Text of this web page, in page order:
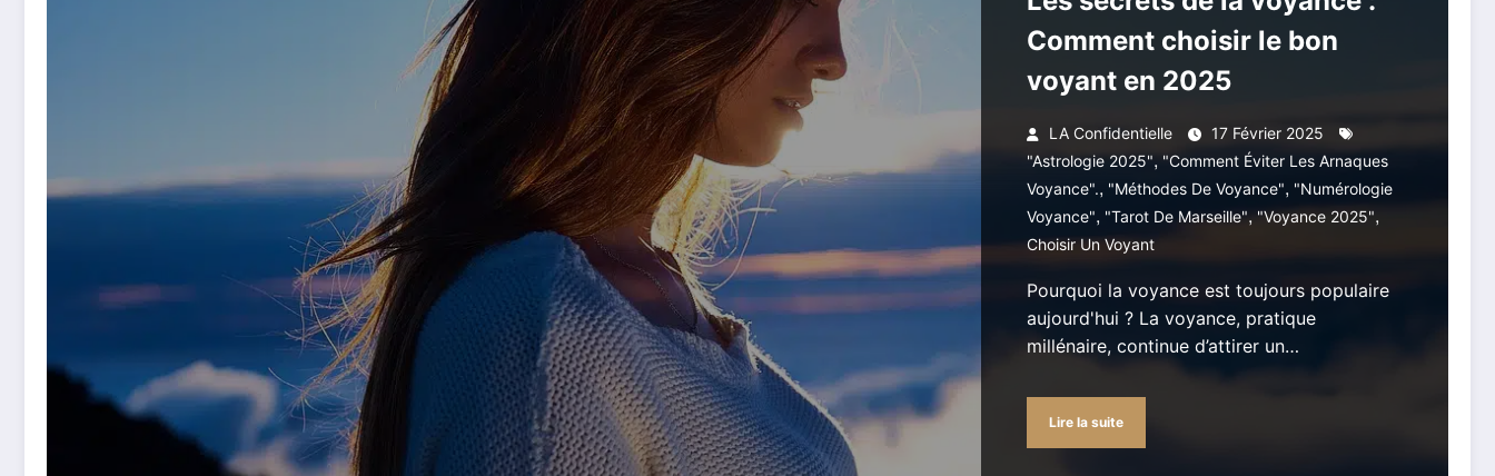
Comment choisir le bon
voyant en 2025
LA Confidentielle
17 Février 2025
"astrologie 2025","comment Éviter Les Arnaques
Voyance"., "méthodes De Voyance", "numérologie
Voyance", "tarot De Marseille","voyance 2025",
Choisir Un Voyant
Pourquoi la voyance est toujours populaire
aujourd'hui ? La voyance, pratique
millénaire, continue d’attirer un…
Lire la suite